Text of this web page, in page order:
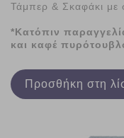
Τάμπερ & Σκαφάκι με
*Κατόπιν
και καφέ
Προσθήκη στη